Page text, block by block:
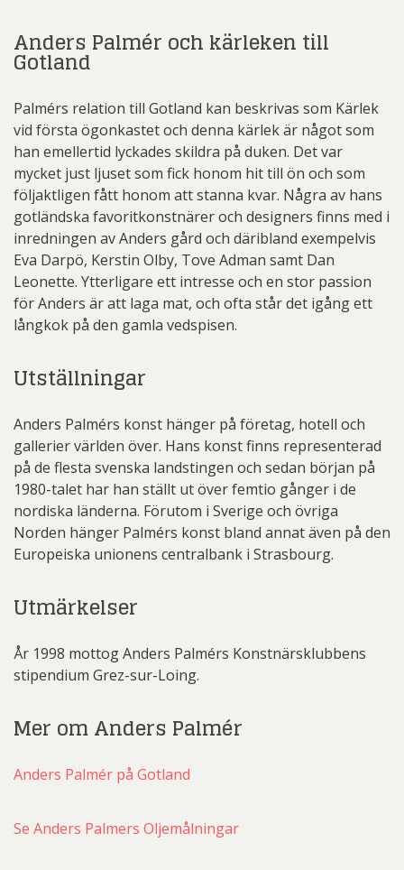
Anders Palmér och kärleken till
Gotland
Palmérs relation till Gotland kan beskrivas som Kärlek
vid första ögonkastet och denna kärlek är något som
han emellertid lyckades skildra på duken. Det var
mycket just ljuset som fick honom hit till ön och som
följaktligen fått honom att stanna kvar. Några av hans
gotländska favoritkonstnärer och designers finns med i
inredningen av Anders gård och däribland exempelvis
Eva Darpö, Kerstin Olby, Tove Adman samt Dan
Leonette. Ytterligare ett intresse och en stor passion
för Anders är att laga mat, och ofta står det igång ett
långkok på den gamla vedspisen.
Utställningar
Anders Palmérs konst hänger på företag, hotell och
gallerier världen över. Hans konst finns representerad
på de flesta svenska landstingen och sedan början på
1980-talet har han ställt ut över femtio gånger i de
nordiska länderna. Förutom i Sverige och övriga
Norden hänger Palmérs konst bland annat även på den
Europeiska unionens centralbank i Strasbourg.
Utmärkelser
År 1998 mottog Anders Palmérs Konstnärsklubbens
stipendium Grez-sur-Loing.
Mer om Anders Palmér
Anders Palmér på Gotland
Se Anders Palmers Oljemålningar